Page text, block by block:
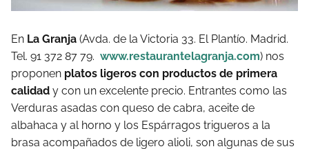
En La Granja (Avda. de la Victoria 33. El Plantío. Madrid.
Tel. 91 372 87 79. www.restaurantelagranja.com) nos
proponen platos ligeros con productos de primera
calidad y con un excelente precio. Entrantes como las
Verduras asadas con queso de cabra, aceite de
albahaca y al horno y los Espárragos trigueros a la
brasa acompañados de ligero alioli, son algunas de sus